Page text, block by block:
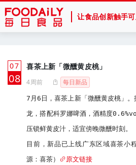
让食品创新触手可
07
月
08
喜茶上新「微醺黄皮桃」
4周前 每日新品
7月6日，喜茶上新「微醺黄皮桃」
龙，搭配科罗娜啤酒，酒精度
压锁鲜黄皮汁，适宜傍晚微醺时刻。
目前，新品已上线广东区域喜茶小
源：喜茶）
原文链接